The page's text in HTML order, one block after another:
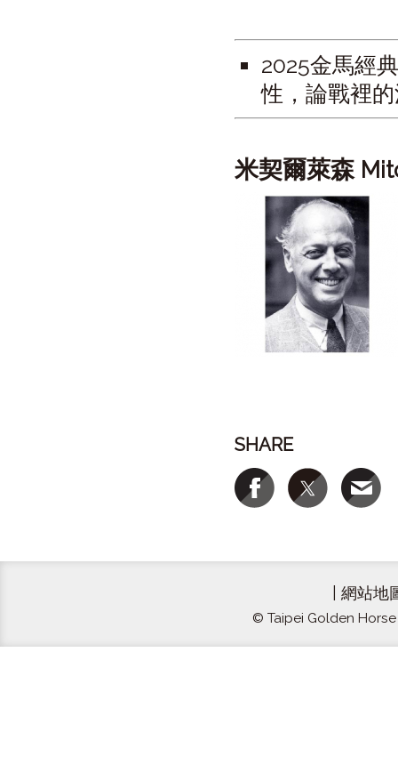
2025金馬經
性，論戰裡
米契爾萊森
SHARE
網站地
© Taipei Golden